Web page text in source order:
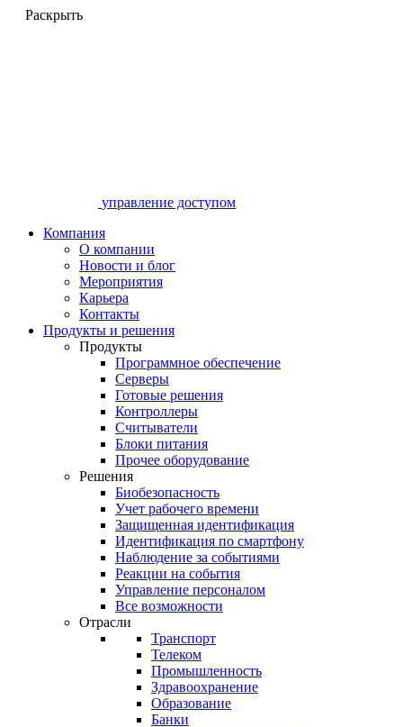
Раскрыть
управление доступом
Компания
О компании
Новости и блог
Мероприятия
Карьера
Контакты
Продукты и решения
Продукты
Программное обеспечение
Серверы
Готовые решения
Контроллеры
Считыватели
Блоки питания
Прочее оборудование
Решения
Биобезопасность
Учет рабочего времени
Защищенная идентификация
Идентификация по смартфону
Наблюдение за событиями
Реакции на события
Управление персоналом
Все возможности
Отрасли
Транспорт
Телеком
Промышленность
Здравоохранение
Образование
Банки